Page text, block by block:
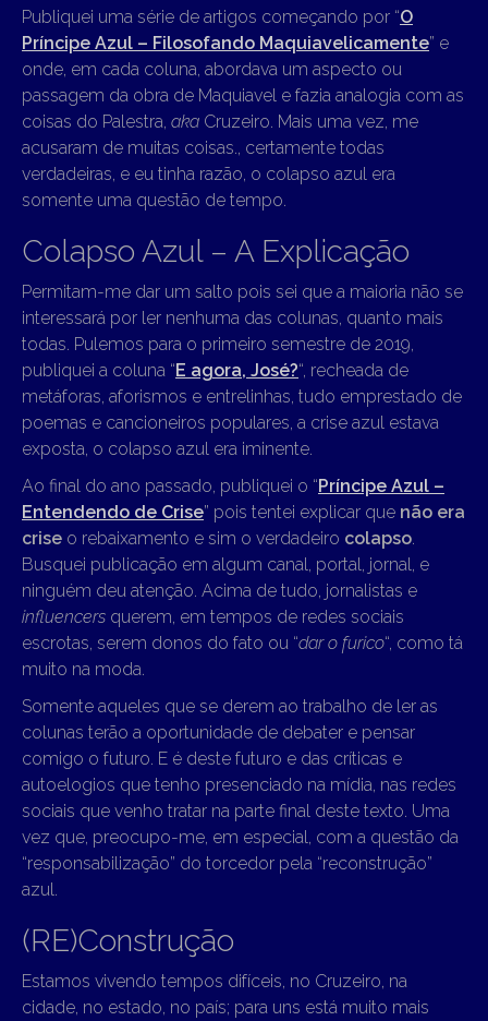
Publiquei uma série de artigos começando por “O
Príncipe Azul – Filosofando Maquiavelicamente” e
onde, em cada coluna, abordava um aspecto ou
passagem da obra de Maquiavel e fazia analogia com as
coisas do Palestra, aka Cruzeiro. Mais uma vez, me
acusaram de muitas coisas., certamente todas
verdadeiras, e eu tinha razão, o colapso azul era
somente uma questão de tempo.
Colapso Azul – A Explicação
Permitam-me dar um salto pois sei que a maioria não se
interessará por ler nenhuma das colunas, quanto mais
todas. Pulemos para o primeiro semestre de 2019,
publiquei a coluna “E agora, José?“, recheada de
metáforas, aforismos e entrelinhas, tudo emprestado de
poemas e cancioneiros populares, a crise azul estava
exposta, o colapso azul era iminente.
Ao final do ano passado, publiquei o “Príncipe Azul –
Entendendo de Crise” pois tentei explicar que não era
crise o rebaixamento e sim o verdadeiro colapso
Busquei publicação em algum canal, portal, jornal, e
ninguém deu atenção. Acima de tudo, jornalistas e
influencers querem, em tempos de redes sociais
escrotas, serem donos do fato ou “dar o furico“, como tá
muito na moda.
Somente aqueles que se derem ao trabalho de ler as
colunas terão a oportunidade de debater e pensar
comigo o futuro. E é deste futuro e das críticas e
autoelogios que tenho presenciado na mídia, nas redes
sociais que venho tratar na parte final deste texto. Uma
vez que, preocupo-me, em especial, com a questão da
“responsabilização” do torcedor pela “reconstrução”
azul.
(RE)Construção
Estamos vivendo tempos difíceis, no Cruzeiro, na
cidade, no estado, no país; para uns está muito mais